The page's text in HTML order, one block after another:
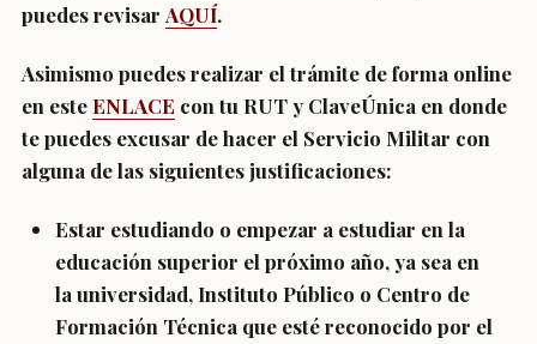
puedes revisar AQUÍ.
Asimismo puedes realizar el trámite de forma online
en esteENLACE con tu RUT y ClaveÚnica en donde
te puedes excusar de hacer el Servicio Militar con
alguna de las siguientes justificaciones:
Estar estudiando o empezar a estudiar en la
educación superior el próximo año, ya sea en
la universidad, Instituto Público o Centro de
Formación Técnica que esté reconocido por el